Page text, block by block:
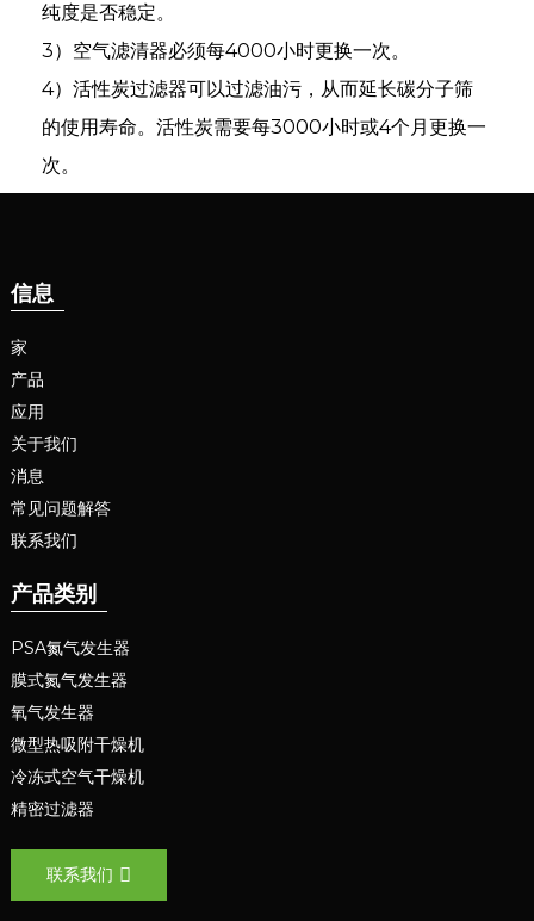
纯度是否稳定。
3）空气滤清器必须每4000小时更换一次。
4）活性炭过滤器可以过滤油污，从而延长碳分子筛
的使用寿命。活性炭需要每3000小时或4个月更换一
次。
信息
家
产品
应用
关于我们
消息
常见问题解答
联系我们
产品类别
PSA氮气发生器
膜式氮气发生器
氧气发生器
微型热吸附干燥机
冷冻式空气干燥机
精密过滤器
联系我们